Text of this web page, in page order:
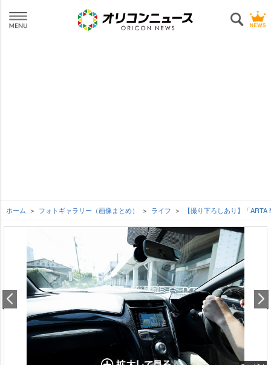
ホーム フォトギャラリー（画像まとめ） ライフ 【撮り下ろしあり】「